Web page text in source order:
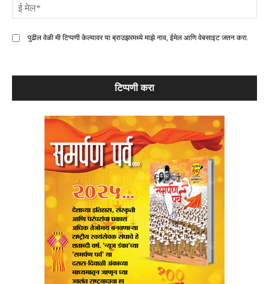
पुढील वेळी मी टिप्पणी केल्यावर या ब्राउझरमध्ये माझे नाव, ईमेल आणि वेबसाइट जतन करा.